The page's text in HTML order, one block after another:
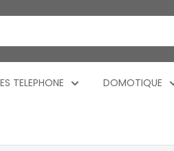
TELEPHONE DOMOTIQUE